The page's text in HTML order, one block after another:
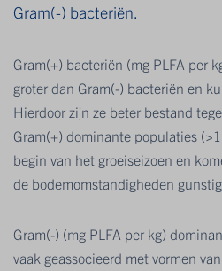
Gram(-) bacteriën.
Gram(+) bacteriën (mg PLFA per
groter dan Gram(-) bacteriën en
Hierdoor zijn ze beter bestand
Gram(+) dominante populaties
begin van het groeiseizoen en
de bodemomstandigheden
Gram(-) (mg PLFA per kg)
vaak geassocieerd met vormen